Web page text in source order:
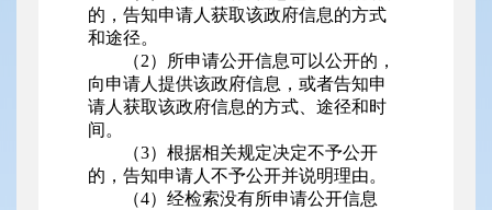
的，告知申请人获取该政府信息的方式
和途径。
（2）所申请公开信息可以公开的，
向申请人提供该政府信息，或者告知申
请人获取该政府信息的方式、途径和时
间。
（3）根据相关规定决定不予公开
的，告知申请人不予公开并说明理由。
（4）经检索没有所申请公开信息